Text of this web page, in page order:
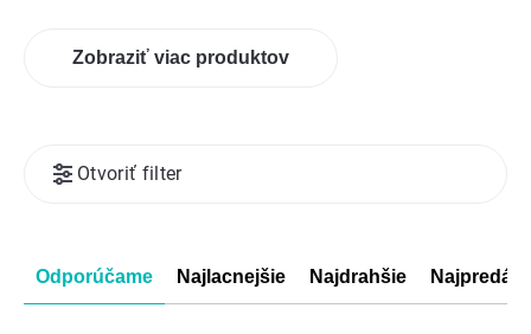
Zobraziť viac produktov
Radenie
produktov
Odporúčame Najlacnejšie Najdrahšie
Otvoriť filter
Výpis